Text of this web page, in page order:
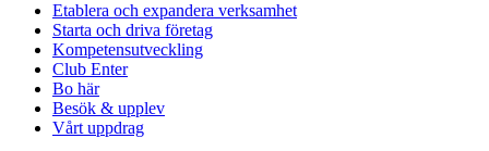
Etablera och expandera verksamhet
Starta och driva företag
Kompetensutveckling
Club Enter
Bo här
Besök & upplev
Vårt uppdrag